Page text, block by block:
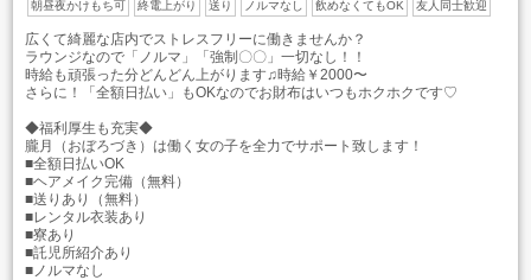
朝昼夜かけもち可 終電上がり 送り ノルマなし 飲めなくてもOK 友人同士歓迎
広くて綺麗な店内でストレスフリーに働きませんか？
ラウンジなので「ノルマ」「強制〇〇」一切なし！！
時給も頑張った分どんどん上がります♫時給￥2000〜
さらに！「全額日払い」もOKなのでお財布はいつもホクホクです♡
◆福利厚生も充実◆
朧月（おぼろづき）は働く女の子を全力でサポート致します！
■全額日払いOK
​■ヘアメイク完備（無料）
​■送りあり（無料）
​■レンタル衣装あり
​■寮あり
​■託児所紹介あり
​■ノルマなし